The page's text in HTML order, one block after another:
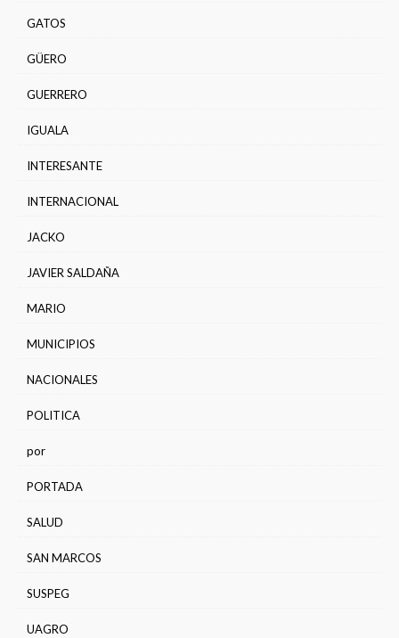
GATOS
GÜERO
GUERRERO
IGUALA
INTERESANTE
INTERNACIONAL
JACKO
JAVIER SALDAÑA
MARIO
MUNICIPIOS
NACIONALES
POLITICA
por
PORTADA
SALUD
SAN MARCOS
SUSPEG
UAGRO